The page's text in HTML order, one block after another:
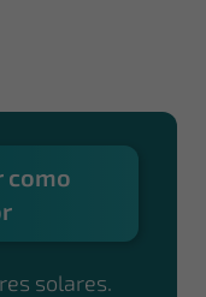
como
solares.